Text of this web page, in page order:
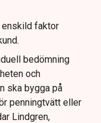
enskild faktor
bedömning
och
ska bygga på
penningtvätt eller
Lindgren,